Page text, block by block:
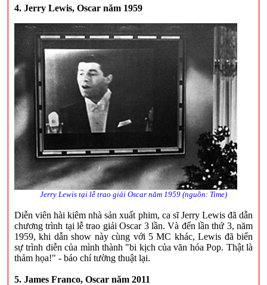
4. Jerry Lewis, Oscar năm 1959
Jerry Lewis tại lễ trao giải Oscar năm 1959 (nguồn: Time)
Diễn viên hài kiêm nhà sản xuất phim, ca sĩ Jerry Lewis đã dẫn
chương trình tại lễ trao giải Oscar 3 lần. Và đến lần thứ 3, năm
1959, khi dẫn show này cùng với 5 MC khác, Lewis đã biến
sự trình diễn của mình thành "bi kịch của văn hóa Pop. Thật là
thảm họa!" - báo chí tường thuật lại.
5. James Franco, Oscar năm 2011